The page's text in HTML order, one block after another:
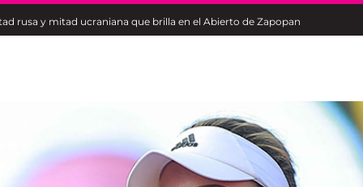
rusa y mitad ucraniana que brilla en el Abierto de Zapopan